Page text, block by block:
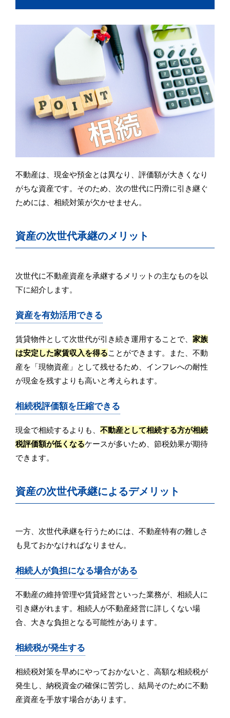
不動産は、現金や預金とは異なり、評価額が大きくなり
がちな資産です。そのため、次の世代に円滑に引き継ぐ
ためには、相続対策が欠かせません。
資産の次世代承継のメリット
次世代に不動産資産を承継するメリットの主なものを以
下に紹介します。
資産を有効活用できる
賃貸物件として次世代が引き続き運用することで、 家族
は安定した家賃収入を得ることができます。また、不動
産を「現物資産」として残せるため、インフレへの耐性
が現金を残すよりも高いと考えられます。
相続税評価額を圧縮できる
現金で相続するよりも、 不動産として相続する方が相続
税評価額が低くなるケースが多いため、節税効果が期待
できます。
資産の次世代承継によるデメリット
一方、次世代承継を行うためには、不動産特有の難しさ
も見ておかなければなりません。
相続人が負担になる場合がある
不動産の維持管理や賃貸経営といった業務が、相続人に
引き継がれます。相続人が不動産経営に詳しくない場
合、大きな負担となる可能性があります。
相続税が発生する
相続税対策を早めにやっておかないと、高額な相続税が
発生し、納税資金の確保に苦労し、結局そのために不動
産資産を手放す場合があります。